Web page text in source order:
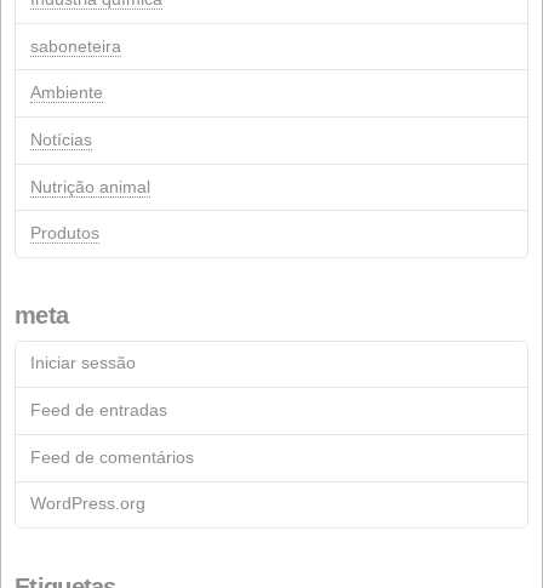
Abril 2004
Comentários recentes
Páginas
Formulário de contacto
Arquivo